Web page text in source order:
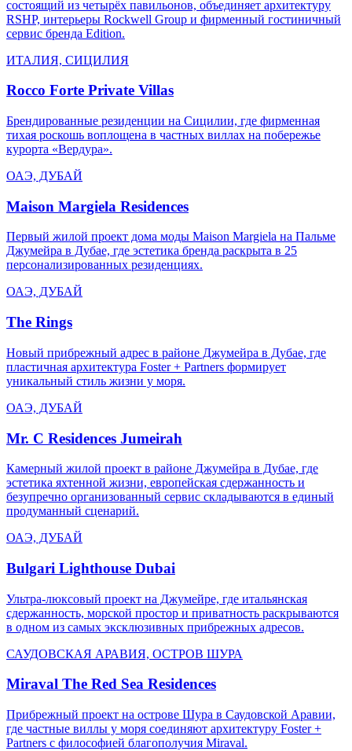
состоящий из четырёх павильонов, объединяет архитектуру
RSHP, интерьеры Rockwell Group и фирменный гостиничный
сервис бренда Edition.
ИТАЛИЯ, СИЦИЛИЯ
Rocco Forte Private Villas
Брендированные резиденции на Сицилии, где фирменная
тихая роскошь воплощена в частных виллах на побережье
курорта «Вердура».
ОАЭ, ДУБАЙ
Maison Margiela Residences
Первый жилой проект дома моды Maison Margiela на Пальме
Джумейра в Дубае, где эстетика бренда раскрыта в 25
персонализированных резиденциях.
ОАЭ, ДУБАЙ
The Rings
Новый прибрежный адрес в районе Джумейра в Дубае, где
пластичная архитектура Foster + Partners формирует
уникальный стиль жизни у моря.
ОАЭ, ДУБАЙ
Mr. C Residences Jumeirah
Камерный жилой проект в районе Джумейра в Дубае, где
эстетика яхтенной жизни, европейская сдержанность и
безупречно организованный сервис складываются в единый
продуманный сценарий.
ОАЭ, ДУБАЙ
Bulgari Lighthouse Dubai
Ультра-люксовый проект на Джумейре, где итальянская
сдержанность, морской простор и приватность раскрываются
в одном из самых эксклюзивных прибрежных адресов.
САУДОВСКАЯ АРАВИЯ, ОСТРОВ ШУРА
Miraval The Red Sea Residences
Прибрежный проект на острове Шура в Саудовской Аравии,
где частные виллы у моря соединяют архитектуру Foster +
Partners с философией благополучия Miraval.